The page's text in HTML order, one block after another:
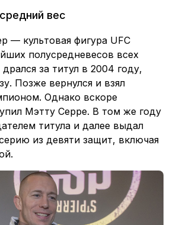
вес
— культовая фигура UFC
полусредневесов всех
за титул в 2004 году,
Позже вернулся и взял
Однако вскоре
Мэтту Серре. В том же году
титула и далее выдал
из девяти защит, включая